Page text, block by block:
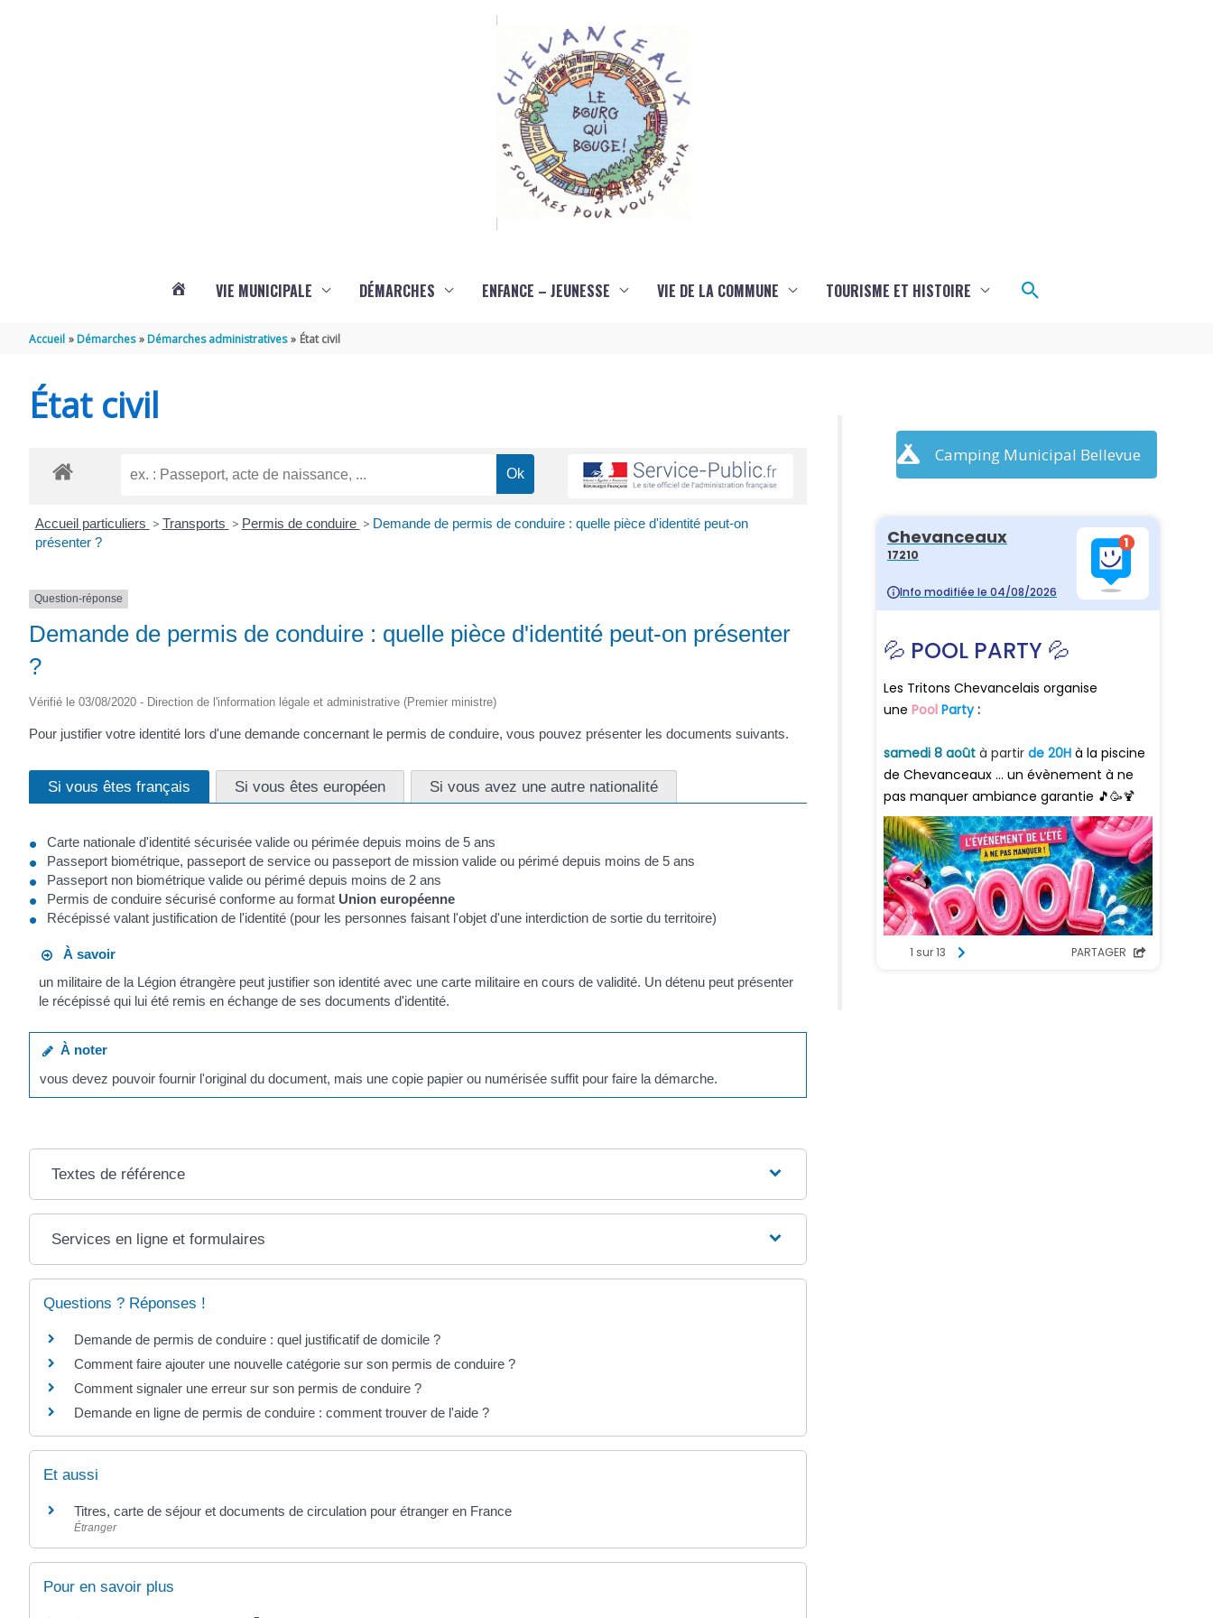
VIE MUNICIPALE DÉMARCHES ENFANCE – JEUNESSE VIE DE LA COMMUNE TOURISME ET HISTOIRE Rechercher
Accueil Démarches Démarches administratives État civil
État civil
Accueil particuliers > Transports > Permis de conduire > Demande de permis de conduire : quelle pièce d'identité peut-on
présenter ?
Question-réponse
Demande de permis de conduire : quelle pièce d'identité peut-on présenter
?
Vérifié le 03/08/2020 - Direction de l'information légale et administrative (Premier ministre)
Pour justifier votre identité lors d'une demande concernant le permis de conduire, vous pouvez présenter les documents suivants.
Si vous êtes français Si vous êtes européen Si vous avez une autre nationalité
Carte nationale d'identité sécurisée valide ou périmée depuis moins de 5 ans
Passeport biométrique, passeport de service ou passeport de mission valide ou périmé depuis moins de 5 ans
Passeport non biométrique valide ou périmé depuis moins de 2 ans
Permis de conduire sécurisé conforme au format Union européenne
Récépissé valant justification de l'identité (pour les personnes faisant l'objet d'une interdiction de sortie du territoire)
À savoir
un militaire de la Légion étrangère peut justifier son identité avec une carte militaire en cours de validité. Un détenu peut présenter
le récépissé qui lui été remis en échange de ses documents d'identité.
À noter
vous devez pouvoir fournir l'original du document, mais une copie papier ou numérisée suffit pour faire la démarche.
Textes de référence
Services en ligne et formulaires
Questions ? Réponses !
Demande de permis de conduire : quel justificatif de domicile ?
Comment faire ajouter une nouvelle catégorie sur son permis de conduire ?
Comment signaler une erreur sur son permis de conduire ?
Demande en ligne de permis de conduire : comment trouver de l'aide ?
Et aussi
Titres, carte de séjour et documents de circulation pour étranger en France
Étranger
Pour en savoir plus
Camping Municipal Bellevue